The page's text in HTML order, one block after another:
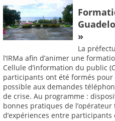
»
La
l’IRMa afin d’animer une
Cellule d’information du public
participants ont été formés
possible aux demandes
de crise. Au programme :
bonnes pratiques de
d’expériences entre